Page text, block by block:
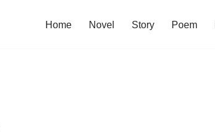
Home Novel Story Poem